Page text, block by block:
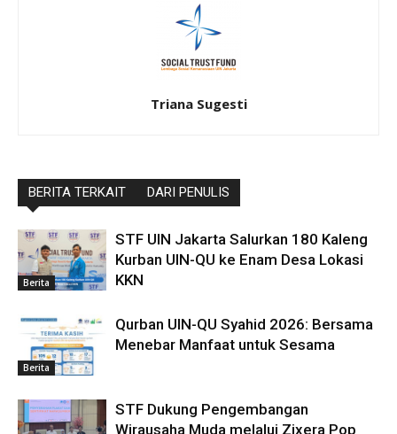
Triana Sugesti
BERITA TERKAIT DARI PENULIS
Berita
STF UIN Jakarta Salurkan 180 Kaleng
Kurban UIN-QU ke Enam Desa Lokasi
KKN
Berita
Qurban UIN-QU Syahid 2026: Bersama
Menebar Manfaat untuk Sesama
STF Dukung Pengembangan
Wirausaha Muda melalui Zixera Pop